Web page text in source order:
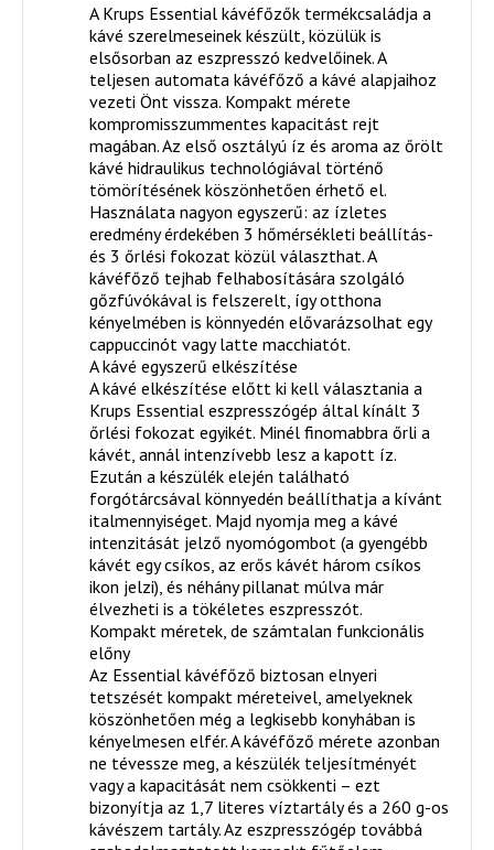
A Krups Essential kávéfőzők termékcsaládja a
kávé szerelmeseinek készült, közülük is
elsősorban az eszpresszó kedvelőinek. A
teljesen automata kávéfőző a kávé alapjaihoz
vezeti Önt vissza. Kompakt mérete
kompromisszummentes kapacitást rejt
magában. Az első osztályú íz és aroma az őrölt
kávé hidraulikus technológiával történő
tömörítésének köszönhetően érhető el.
Használata nagyon egyszerű: az ízletes
eredmény érdekében 3 hőmérsékleti beállítás-
és 3 őrlési fokozat közül választhat. A
kávéfőző tejhab felhabosítására szolgáló
gőzfúvókával is felszerelt, így otthona
kényelmében is könnyedén elővarázsolhat egy
cappuccinót vagy latte macchiatót.
A kávé egyszerű elkészítése
A kávé elkészítése előtt ki kell választania a
Krups Essential eszpresszógép által kínált 3
őrlési fokozat egyikét. Minél finomabbra őrli a
kávét, annál intenzívebb lesz a kapott íz.
Ezután a készülék elején található
forgótárcsával könnyedén beállíthatja a kívánt
italmennyiséget. Majd nyomja meg a kávé
intenzitását jelző nyomógombot (a gyengébb
kávét egy csíkos, az erős kávét három csíkos
ikon jelzi), és néhány pillanat múlva már
élvezheti is a tökéletes eszpresszót.
Kompakt méretek, de számtalan funkcionális
előny
Az Essential kávéfőző biztosan elnyeri
tetszését kompakt méreteivel, amelyeknek
köszönhetően még a legkisebb konyhában is
kényelmesen elfér. A kávéfőző mérete azonban
ne tévessze meg, a készülék teljesítményét
vagy a kapacitását nem csökkenti – ezt
bizonyítja az 1,7 literes víztartály és a 260 g-os
kávészem tartály. Az eszpresszógép továbbá